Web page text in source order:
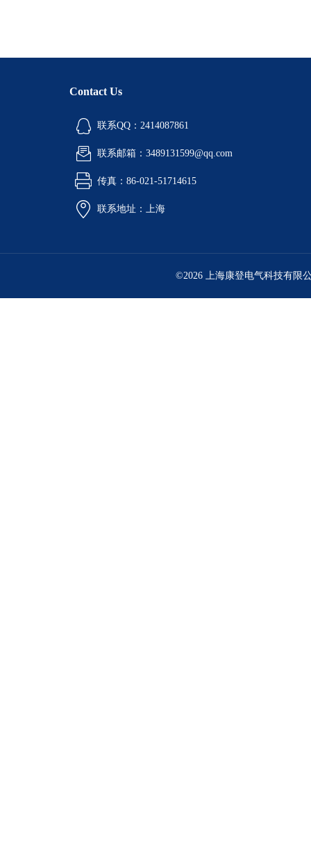
Contact Us
联系QQ：2414087861
联系邮箱：3489131599@qq.com
传真：86-021-51714615
联系地址：上海
©2026 上海康登电气科技有限